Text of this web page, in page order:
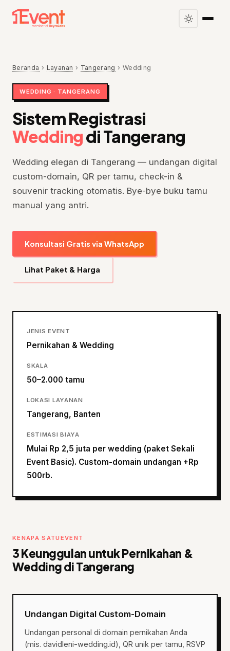
Beranda › Layanan › Tangerang › Wedding
WEDDING · TANGERANG
Sistem Registrasi
Weddingdi Tangerang
Wedding elegan di Tangerang — undangan digital
custom-domain, QR per tamu, check-in &
souvenir tracking otomatis. Bye-bye buku tamu
manual yang antri.
Konsultasi Gratis via WhatsApp
Lihat Paket & Harga
JENIS EVENT
Pernikahan & Wedding
SKALA
50–2.000 tamu
LOKASI LAYANAN
Tangerang, Banten
ESTIMASI BIAYA
Mulai Rp 2,5 juta per wedding (paket Sekali
Event Basic). Custom-domain undangan +Rp
500rb.
KENAPA SATUEVENT
3 Keunggulan untuk Pernikahan &
Wedding di Tangerang
Undangan Digital Custom-Domain
Undangan personal di domain pernikahan Anda
(mis. davidleni-wedding.id), QR unik per tamu, RSVP